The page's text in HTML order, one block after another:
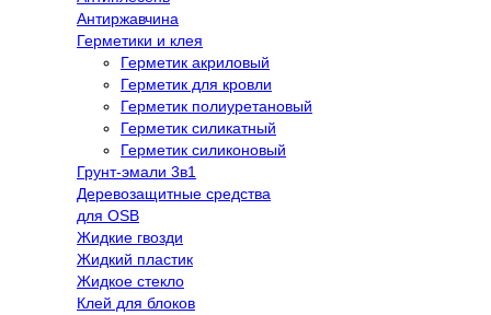
Антиржавчина
Герметики и клея
Герметик акриловый
Герметик для кровли
Герметик полиуретановый
Герметик силикатный
Герметик силиконовый
Грунт-эмали 3в1
Деревозащитные средства
для OSB
Жидкие гвозди
Жидкий пластик
Жидкое стекло
Клей для блоков